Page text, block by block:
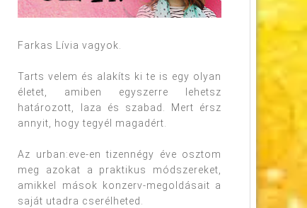
Farkas Lívia vagyok.
Tarts velem és alakíts ki te is egy olyan
életet, amiben egyszerre lehetsz
határozott, laza és szabad. Mert érsz
annyit, hogy tegyél magadért.
Az urban:eve-en tizennégy éve osztom
meg azokat a praktikus módszereket,
amikkel mások konzerv-megoldásait a
saját utadra cserélheted.